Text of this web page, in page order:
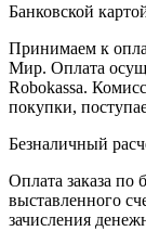
Банковской
Принимаем к
Мир. Оплата
Robokassa.
покупки,
Безналичный
Оплата заказа по
выставленного
зачисления